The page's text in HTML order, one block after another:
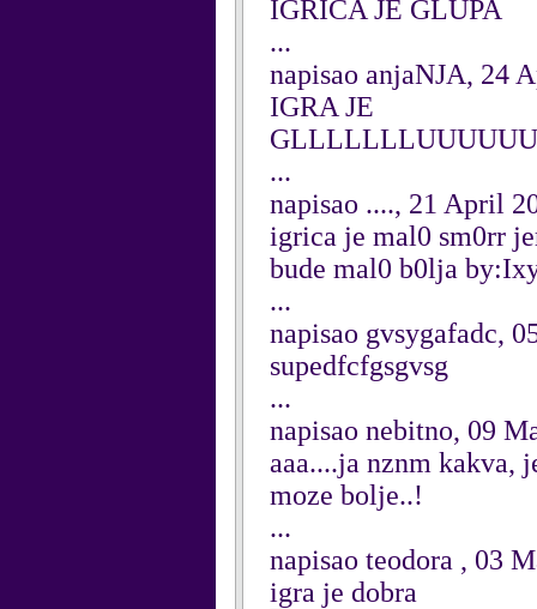
IGRICA JE GLUPA
...
napisao anjaNJA, 24
IGRA JE
...
napisao ...., 21 April
igrica je mal0 sm0rr
bude mal0 b0lja
...
napisao gvsygafadc,
supedfcfgsgvsg
...
napisao nebitno, 09
aaa....ja nznm kakva,
moze bolje..!
...
napisao teodora , 03
igra je dobra